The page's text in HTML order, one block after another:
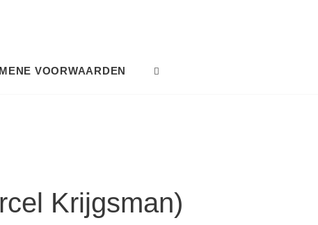
VOORWAARDEN
Krijgsman)